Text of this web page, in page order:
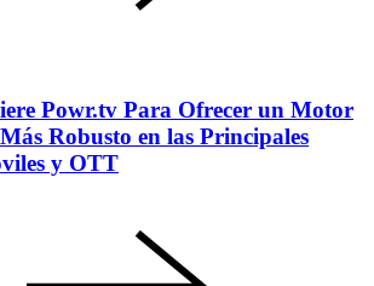
Powr.tv Para Ofrecer un Motor
Robusto en las Principales
y OTT